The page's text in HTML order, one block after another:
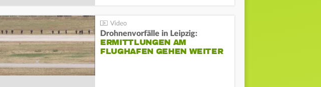
Drohnenvorfälle in Leipzig:
ERMITTLUNGEN AM
FLUGHAFEN GEHEN WEITER